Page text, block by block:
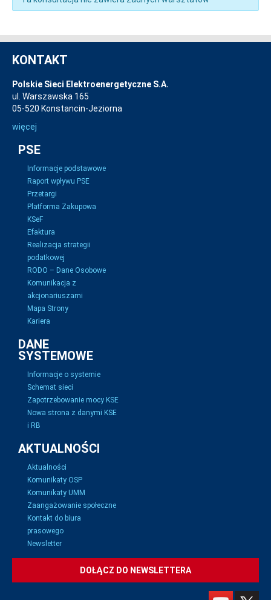
KONTAKT
Polskie Sieci Elektroenergetyczne S.A.
ul. Warszawska 165
05-520 Konstancin-Jeziorna
więcej
PSE
Informacje podstawowe
Raport wpływu PSE
Przetargi
Platforma Zakupowa
KSeF
Efaktura
Realizacja strategii
podatkowej
RODO – Dane Osobowe
Komunikacja z
akcjonariuszami
Mapa Strony
Kariera
DANE
SYSTEMOWE
Informacje o systemie
Schemat sieci
Zapotrzebowanie mocy KSE
Nowa strona z danymi KSE
i RB
AKTUALNOŚCI
Aktualności
Komunikaty OSP
Komunikaty UMM
Zaangażowanie społeczne
Kontakt do biura
prasowego
Newsletter
DOŁĄCZ DO NEWSLETTERA